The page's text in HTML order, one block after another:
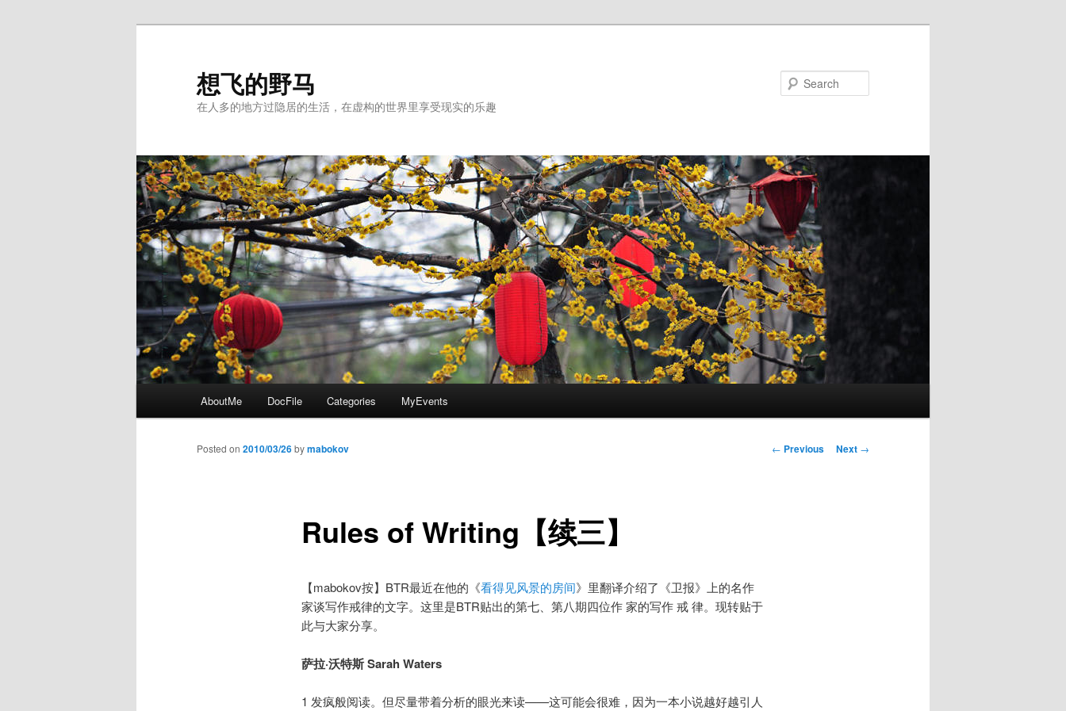
想飞的野马
在人多的地方过隐居的生活，在虚构的世界里享受现实的乐趣
AboutMe DocFile Categories MyEvents
Post
← Previous Next →
Rules of Writing【续三】
Posted on 2010/03/26bymabokov
【mabokov按】BTR最近在他的《看得见风景的房间》里翻译介绍了《卫报》上的名作
家谈写作戒律的文字。这里是BTR贴出的第七、第八期四位作 家的写作 戒 律。现转贴于
此与大家分享。
萨拉·沃特斯 Sarah Waters
1 发疯般阅读。但尽量带着分析的眼光来读——这可能会很难，因为一本小说越好越引人